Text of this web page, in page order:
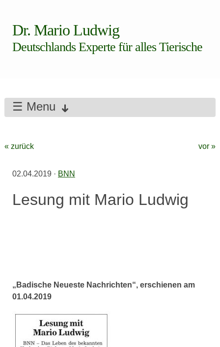
Dr. Mario Ludwig
Deutschlands Experte für alles Tierische
☰ Menu
« zurück vor »
02.04.2019 · BNN
Lesung mit Mario Ludwig
„Badische Neueste Nachrichten“, erschienen am
01.04.2019